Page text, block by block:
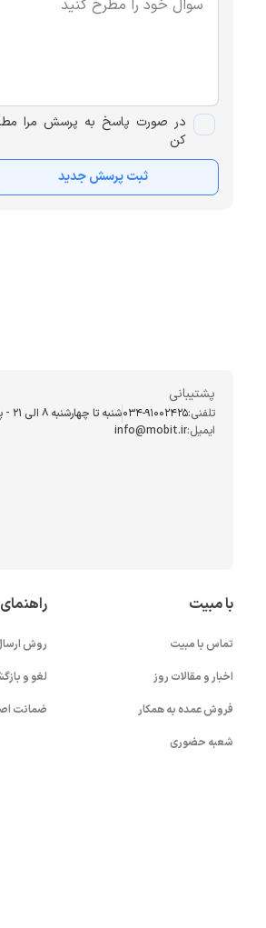
در صورت پاسخ به پرسش مرا
کن
ثبت پرسش جدید
پشتیبانی
تلفنی:034-91002425شنبه تا چهارشنبه ۸ الی ۲۱ - پنجشنبه 8 الی ۲۰:۳۰
ایمیل:info@mobit.ir
با مبیت
تماس با مبیت
اخبار و مقالات روز
فروش عمده به همکار
شعبه حضوری
روش
لغو و
ضمانت